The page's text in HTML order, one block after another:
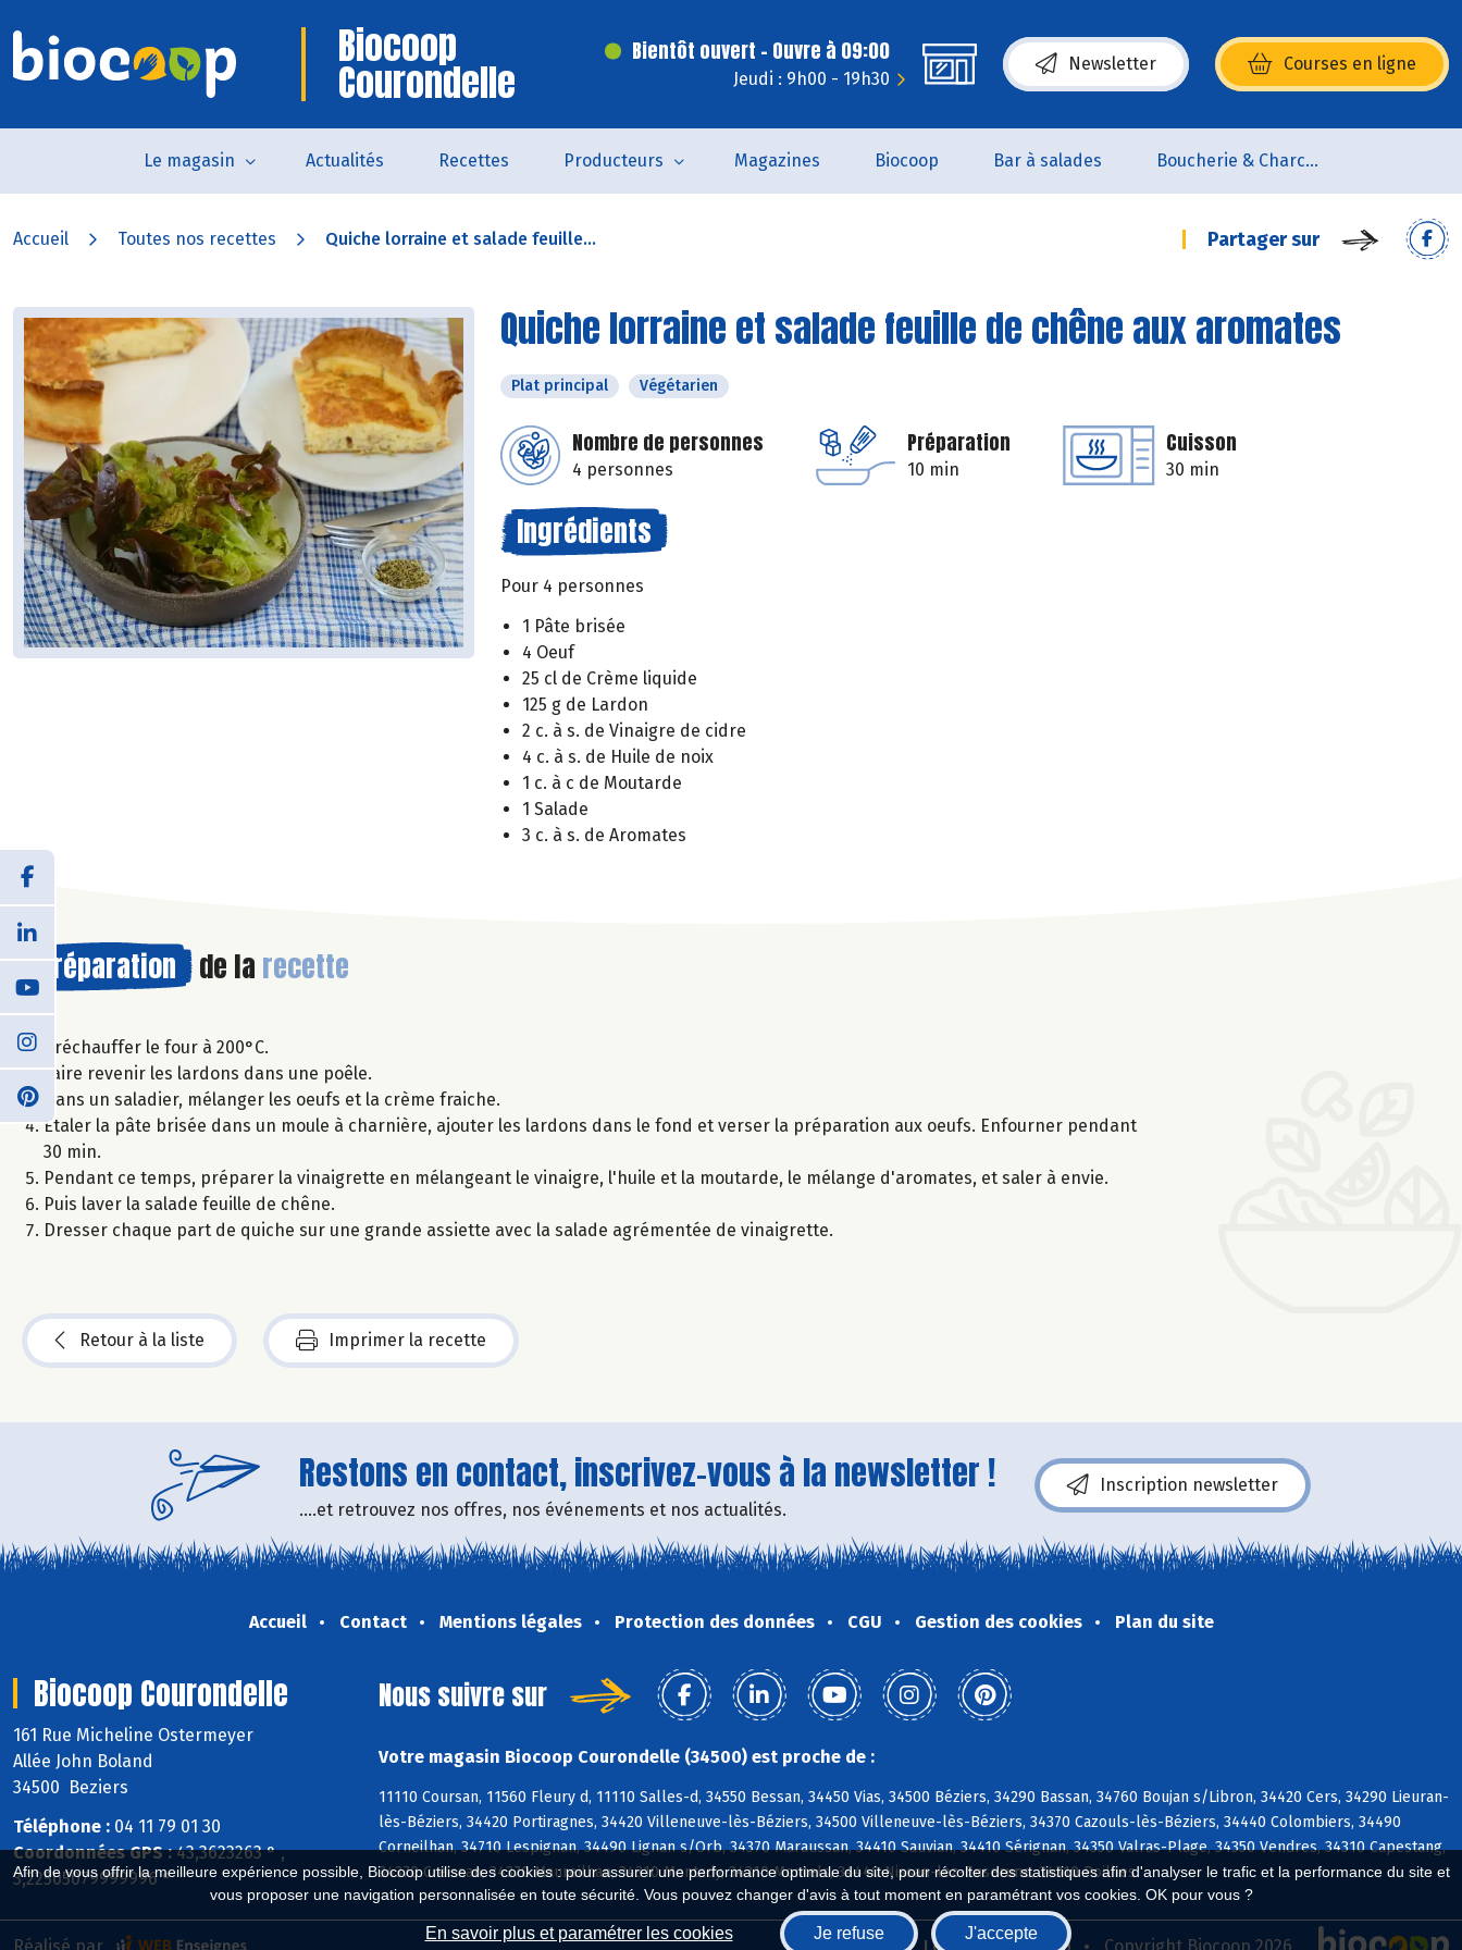
Afin de vous offrir la meilleure expérience possible, Biocoop utilise des cookies : pour assurer une performance optimale du site, pour récolter des statistiques afin d'analyser le trafic et la performance du site et
vous proposer une navigation personnalisée en toute sécurité. Vous pouvez changer d'avis à tout moment en paramétrant vos cookies. OK pour vous ?
En savoir plus et paramétrer les cookies Je refuse J'accepte
Biocoop
Courondelle
Bientôt ouvert - Ouvre à 09:00
Jeudi : 9h00 - 19h30
Newsletter Courses en ligne
(s’ouvre dans une nouvelle fenêtre)
Le magasin Actualités Recettes Producteurs Magazines Biocoop Bar à salades Boucherie & Charcuterie
Accueil Toutes nos recettes Quiche lorraine et salade feuille... Partager sur
Quiche lorraine et salade feuille de chêne aux aromates
Plat principal Végétarien
Nombre de personnes
4 personnes
Préparation
10 min
Cuisson
30 min
Ingrédients
Pour 4 personnes
1 Pâte brisée
4 Oeuf
25 cl de Crème liquide
125 g de Lardon
2 c. à s. de Vinaigre de cidre
4 c. à s. de Huile de noix
1 c. à c de Moutarde
1 Salade
3 c. à s. de Aromates
Préparation de la recette
Préchauffer le four à 200°C.
Faire revenir les lardons dans une poêle.
Dans un saladier, mélanger les oeufs et la crème fraiche.
Étaler la pâte brisée dans un moule à charnière, ajouter les lardons dans le fond et verser la préparation aux oeufs. Enfourner pendant
30 min.
Pendant ce temps, préparer la vinaigrette en mélangeant le vinaigre, l'huile et la moutarde, le mélange d'aromates, et saler à envie.
Puis laver la salade feuille de chêne.
Dresser chaque part de quiche sur une grande assiette avec la salade agrémentée de vinaigrette.
Retour à la liste Imprimer la recette
Restons en contact, inscrivez-vous à la newsletter !
....et retrouvez nos offres, nos événements et nos actualités.
Inscription newsletter
Accueil Contact Mentions légales Protection des données CGU Gestion des cookies Plan du site
Biocoop Courondelle
161 Rue Micheline Ostermeyer
Allée John Boland
34500 Beziers
Téléphone : 04 11 79 01 30
Coordonnées GPS :43,3623263 ° ,
3,22505079999996 °
Nous suivre sur
Votre magasin Biocoop Courondelle (34500) est proche de :
11110 Coursan, 11560 Fleury d, 11110 Salles-d, 34550 Bessan, 34450 Vias, 34500 Béziers, 34290 Bassan, 34760 Boujan s/Libron, 34420 Cers, 34290 Lieuran-
lès-Béziers, 34420 Portiragnes, 34420 Villeneuve-lès-Béziers, 34500 Villeneuve-lès-Béziers, 34370 Cazouls-lès-Béziers, 34440 Colombiers, 34490
Corneilhan, 34710 Lespignan, 34490 Lignan s/Orb, 34370 Maraussan, 34410 Sauvian, 34410 Sérignan, 34350 Valras-Plage, 34350 Vendres, 34310 Capestang,
34370 Creissan, 34370 Maureilhan, 34310 Montady, 34310 Montels, 34440 Nissan-lez-Enserune, 34310 Poilhes
Biocoop.fr Le réseau Biocoop Copyright Biocoop 2026
Réalisé par